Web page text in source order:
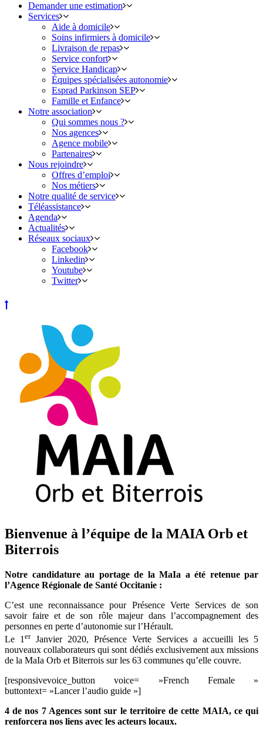
Demander une estimation
Services
Aide à domicile
Soins infirmiers à domicile
Livraison de repas
Service confort
Service Handicap
Équipes spécialisées autonomie
Esprad Parkinson SEP
Famille et Enfance
Notre association
Qui sommes nous ?
Nos agences
Agence mobile
Partenaires
Nous rejoindre
Offres d’emploi
Nos métiers
Notre qualité de service
Téléassistance
Agenda
Actualités
Réseaux sociaux
Facebook
Linkedin
Youtube
Twitter
Bienvenue à l’équipe de la MAIA Orb et
Biterrois
Notre candidature au portage de la MaIa a été retenue par
l’Agence Régionale de Santé Occitanie :
C’est une reconnaissance pour Présence Verte Services de son
savoir faire et de son rôle majeur dans l’accompagnement des
personnes en perte d’autonomie sur l’Hérault.
Le 1erJanvier 2020, Présence Verte Services a accueilli les 5
nouveaux collaborateurs qui sont dédiés exclusivement aux missions
de la MaIa Orb et Biterrois sur les 63 communes qu’elle couvre.
[responsivevoice_button voice= »French Female »
buttontext= »Lancer l’audio guide »]
4 de nos 7 Agences sont sur le territoire de cette MAIA, ce qui
renforcera nos liens avec les acteurs locaux.